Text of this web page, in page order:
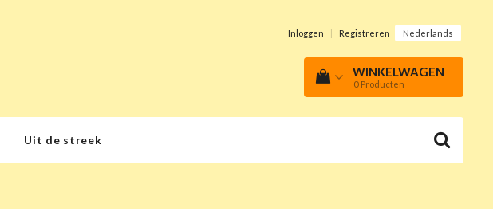
Inloggen | Registreren Nederlands
WINKELWAGEN
0 Producten
Uit de streek